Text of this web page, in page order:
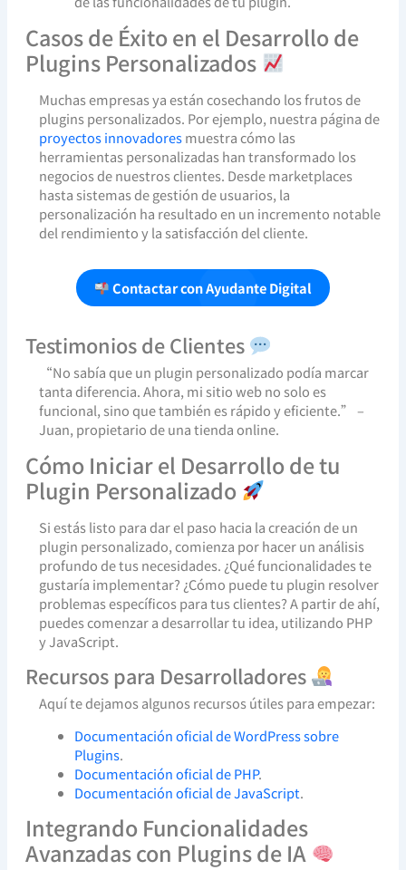
Casos de Éxito en el Desarrollo de
Plugins Personalizados
Muchas empresas ya están cosechando los frutos de
plugins personalizados. Por ejemplo, nuestra página de
proyectos innovadoresmuestra cómo las
herramientas personalizadas han transformado los
negocios de nuestros clientes. Desde marketplaces
hasta sistemas de gestión de usuarios, la
personalización ha resultado en un incremento notable
del rendimiento y la satisfacción del cliente.
Contactar con Ayudante Digital
Testimonios de Clientes
“No sabía que un plugin personalizado podía marcar
tanta diferencia. Ahora, mi sitio web no solo es
funcional, sino que también es rápido y eficiente.” –
Juan, propietario de una tienda online.
Cómo Iniciar el Desarrollo de tu
Plugin Personalizado
Si estás listo para dar el paso hacia la creación de un
plugin personalizado, comienza por hacer un análisis
profundo de tus necesidades. ¿Qué funcionalidades te
gustaría implementar? ¿Cómo puede tu plugin resolver
problemas específicos para tus clientes? A partir de ahí,
puedes comenzar a desarrollar tu idea, utilizando PHP
y JavaScript.
Recursos para Desarrolladores
Aquí te dejamos algunos recursos útiles para empezar:
Documentación oficial de WordPress sobre
Plugins.
Documentación oficial de PHP.
Documentación oficial de JavaScript.
Integrando Funcionalidades
Avanzadas con Plugins de IA